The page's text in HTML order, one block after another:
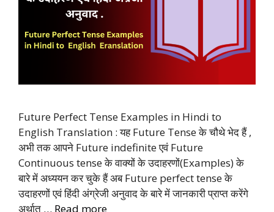
Future Perfect Tense Examples in Hindi to
English Translation : यह Future Tense के चौथे भेद हैं ,
अभी तक आपने Future indefinite एवं Future
Continuous tense के वाक्यों के उदाहरणों(Examples) के
बारे में अध्ययन कर चुके हैं अब Future perfect tense के
उदाहरणों एवं हिंदी अंग्रेजी अनुवाद के बारे में जानकारी प्राप्त करेंगे
अर्थात … Read more